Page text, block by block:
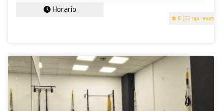
5 (52 opiniones)
Horario